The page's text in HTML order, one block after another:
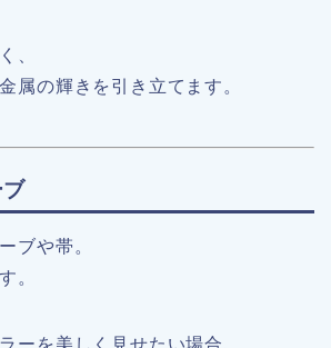
、
属の輝きを引き立てます。
ブや帯。
。
ーを美しく見せたい場合、